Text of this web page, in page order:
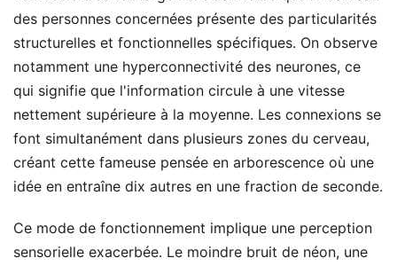
des personnes concernées présente des particularités
structurelles et fonctionnelles spécifiques. On observe
notamment une hyperconnectivité des neurones, ce
qui signifie que l'information circule à une vitesse
nettement supérieure à la moyenne. Les connexions se
font simultanément dans plusieurs zones du cerveau,
créant cette fameuse pensée en arborescence où une
idée en entraîne dix autres en une fraction de seconde.
Ce mode de fonctionnement implique une perception
sensorielle exacerbée. Le moindre bruit de néon, une